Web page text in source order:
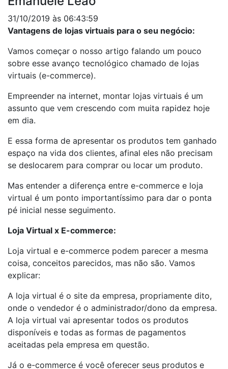
31/10/2019 às 06:43:59
Vantagens de lojas virtuais para o seu negócio:
Vamos começar o nosso artigo falando um pouco
sobre esse avanço tecnológico chamado de lojas
virtuais (e-commerce).
Empreender na internet, montar lojas virtuais é um
assunto que vem crescendo com muita rapidez hoje
em dia.
E essa forma de apresentar os produtos tem ganhado
espaço na vida dos clientes, afinal eles não precisam
se deslocarem para comprar ou locar um produto.
Mas entender a diferença entre e-commerce e loja
virtual é um ponto importantíssimo para dar o ponta
pé inicial nesse seguimento.
Loja Virtual x E-commerce:
Loja virtual e e-commerce podem parecer a mesma
coisa, conceitos parecidos, mas não são. Vamos
explicar:
A loja virtual é o site da empresa, propriamente dito,
onde o vendedor é o administrador/dono da empresa.
A loja virtual vai apresentar todos os produtos
disponíveis e todas as formas de pagamentos
aceitadas pela empresa em questão.
Já o e-commerce é você oferecer seus produtos e